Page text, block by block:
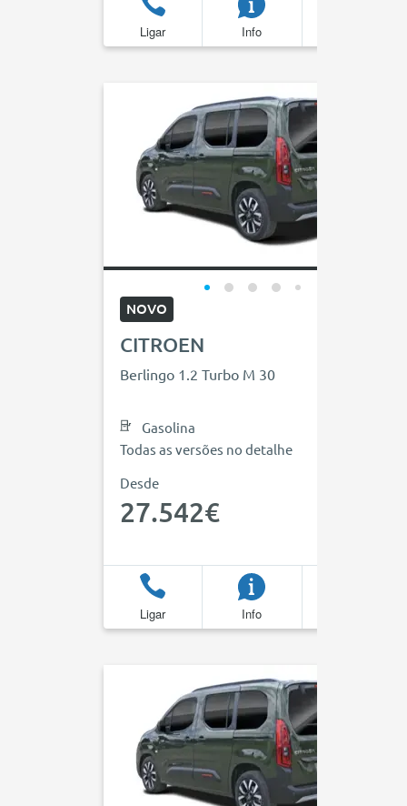
Ligar Info
NOVO
CITROEN
Berlingo 1.2 Turbo M 30
Gasolina
Todas as versões no detalhe
Desde
27.542€
Ligar Info